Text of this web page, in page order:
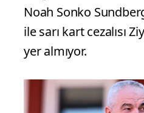
Noah Sonko
ile sarı kart cezalısı
yer almıyor.